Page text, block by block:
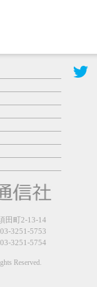
県警等と大
規模災害時
連携協定を
締結し...
2026年7月27
日更新
政経学部の
来春開設決
定を祝...
田町2-13-14
3251-5753
3251-5754
Reserved.